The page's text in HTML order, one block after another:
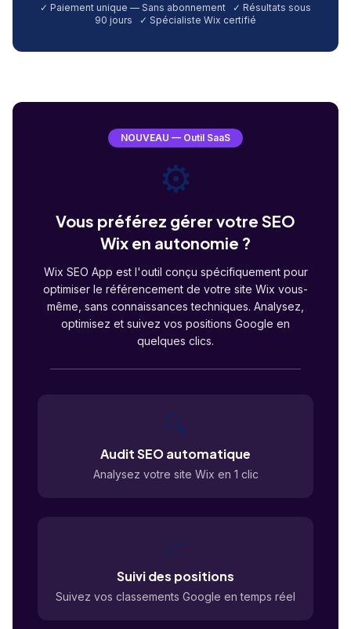
✓ Paiement unique — Sans abonnement ✓ Résultats sous
90 jours ✓ Spécialiste Wix certifié
NOUVEAU — Outil SaaS
⚙️
Vous préférez gérer votre SEO
Wix en autonomie ?
Wix SEO App est l'outil conçu spécifiquement pour
optimiser le référencement de votre site Wix vous-
même, sans connaissances techniques. Analysez,
optimisez et suivez vos positions Google en
quelques clics.
🔍
Audit SEO automatique
Analysez votre site Wix en 1 clic
📈
Suivi des positions
Suivez vos classements Google en temps réel